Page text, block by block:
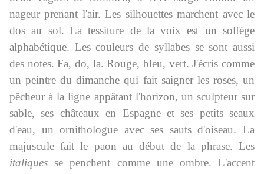
nageur prenant l'air. Les silhouettes marchent avec le
dos au sol. La tessiture de la voix est un solfège
alphabétique. Les couleurs de syllabes se sont aussi
des notes. Fa, do, la. Rouge, bleu, vert. J'écris comme
un peintre du dimanche qui fait saigner les roses, un
pêcheur à la ligne appâtant l'horizon, un sculpteur sur
sable, ses châteaux en Espagne et ses petits seaux
d'eau, un ornithologue avec ses sauts d'oiseau. La
majuscule fait le paon au début de la phrase. Les
italiques se penchent comme une ombre. L'accent